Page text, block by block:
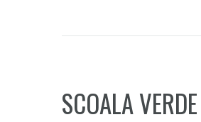
SCOALA VERDE